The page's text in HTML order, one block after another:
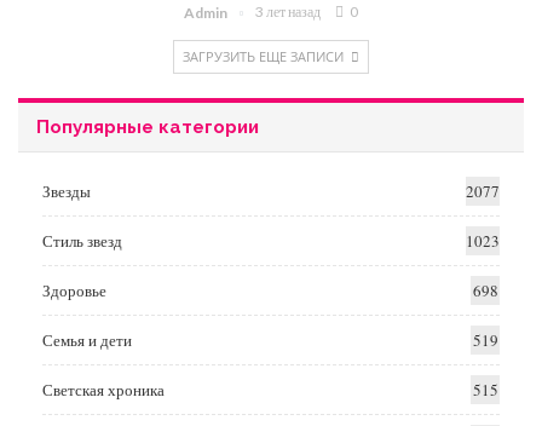
Admin 3 лет назад 0
ЗАГРУЗИТЬ ЕЩЕ ЗАПИСИ
Популярные категории
Звезды 2077
Стиль звезд 1023
Здоровье 698
Семья и дети 519
Светская хроника 515